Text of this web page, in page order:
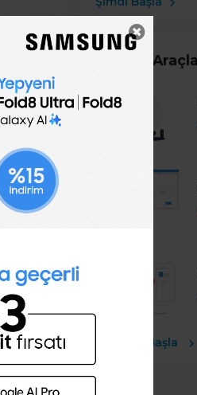
?
Kariyer
Ücretsiz Başla